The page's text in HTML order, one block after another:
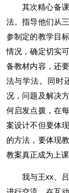
其次精心备
法。指导他们从
参制定的教学目
情况，确定切实
备教材内容，还
法与学法。同时
况，问题及解决
何启发点拨，在
案设计不但要体
的方法，要体现
教案真正成为上
我与王xx、